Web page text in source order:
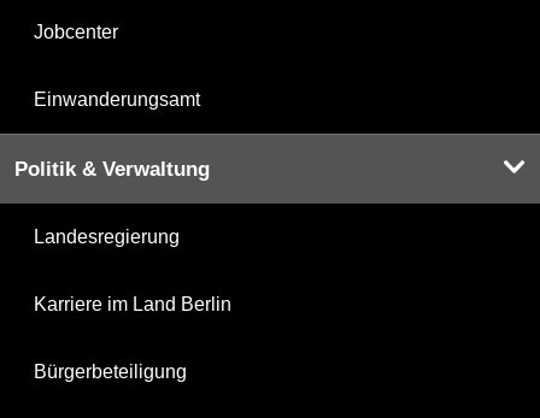
Jobcenter
Einwanderungsamt
Politik & Verwaltung
Landesregierung
Karriere im Land Berlin
Bürgerbeteiligung